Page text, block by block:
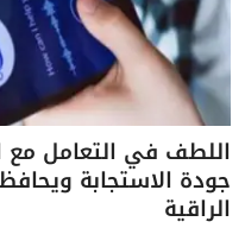
اللطف في التعامل مع
جودة الاستجابة
الراقية